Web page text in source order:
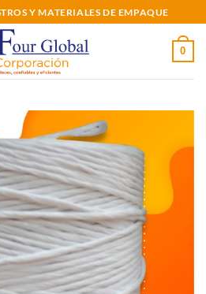
Y MATERIALES DE EMPAQUE
0